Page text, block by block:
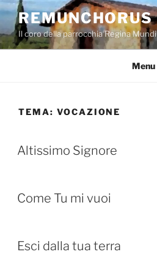
Salta
contenuto
REMUNCHORUS
Il coro della parrocchia Regina Mundi
Menu
TEMA: VOCAZIONE
Altissimo Signore
Come Tu mi vuoi
Esci dalla tua terra